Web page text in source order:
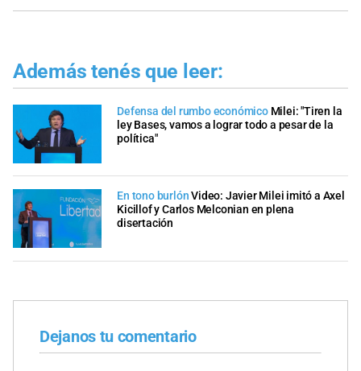
Además tenés que leer:
Defensa del rumbo económico Milei: "Tiren la
ley Bases, vamos a lograr todo a pesar de la
política"
En tono burlónVideo: Javier Milei imitó a Axel
Kicillof y Carlos Melconian en plena
disertación
Dejanos tu comentario